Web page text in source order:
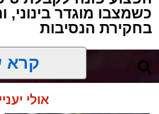
את אולם הפיס גור
האירוע הענק התקיים
ובשיתוף רשת ישיבות
מבית הרשות העירונית
עשרות נקודות של
כשמצבו מוגדר
בחקירת הנסיבות
קרא
אולי